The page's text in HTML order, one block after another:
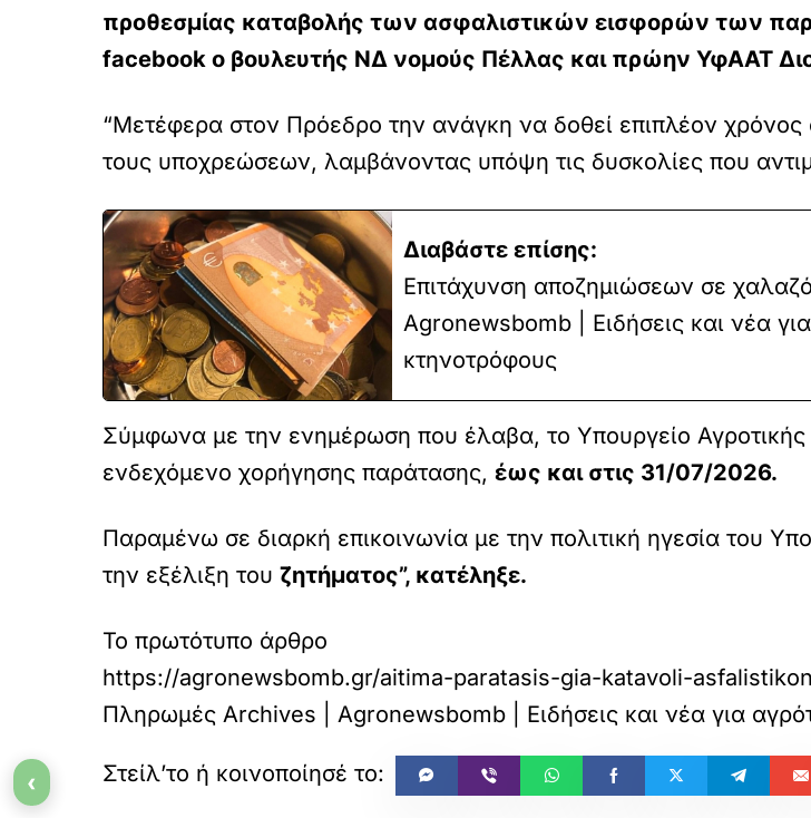
προθεσμίας καταβολής των ασφαλιστικών εισφορών των
facebook ο βουλευτής ΝΔ νομούς Πέλλας και πρώην ΥφΑΑΤ
“Μετέφερα στον Πρόεδρο την ανάγκη να δοθεί επιπλέον
τους υποχρεώσεων, λαμβάνοντας υπόψη τις δυσκολίες που
Διαβάστε επίσης:
Επιτάχυνση αποζημιώσεων σε
Agronewsbomb | Ειδήσεις και νέα
κτηνοτρόφους
Σύμφωνα με την ενημέρωση που έλαβα, το Υπουργείο Αγροτικής
ενδεχόμενο χορήγησης παράτασης, έως και στις 31/07/2026.
Παραμένω σε διαρκή επικοινωνία με την πολιτική ηγεσία του
την εξέλιξη του ζητήματος”, κατέληξε.
Το πρωτότυπο άρθρο
https://agronewsbomb.gr/aitima-paratasis-gia-katavoli-
Πληρωμές Archives | Agronewsbomb | Ειδήσεις και νέα για
‹